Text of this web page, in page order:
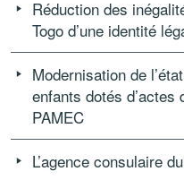
Réduction des
Togo d’une identité
Modernisation de
enfants dotés
PAMEC
L’agence consulaire